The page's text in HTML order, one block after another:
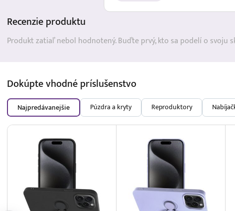
Recenzieproduktu
Produkt zatiaľ nebol hodnotený. Buďte prvý, kto sa podelí o svoju
Dokúpte vhodnépríslušenstvo
Najpredávanejšie Púzdra a kryty Reproduktory